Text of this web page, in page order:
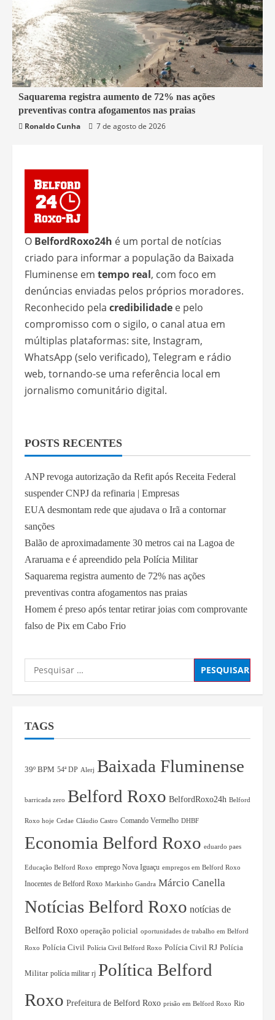
2 min read
Saquarema
Saquarema registra aumento de 72% nas ações
preventivas contra afogamentos nas praias
Ronaldo Cunha
7 de agosto de 2026
O BelfordRoxo24h é um portal de notícias
criado para informar a população da Baixada
Fluminense em tempo real, com foco em
denúncias enviadas pelos próprios moradores.
Reconhecido pela credibilidade e pelo
compromisso com o sigilo, o canal atua em
múltiplas plataformas: site, Instagram,
WhatsApp (selo verificado), Telegram e rádio
web, tornando-se uma referência local em
jornalismo comunitário digital.
POSTS RECENTES
ANP revoga autorização da Refit após Receita Federal
suspender CNPJ da refinaria | Empresas
EUA desmontam rede que ajudava o Irã a contornar
sanções
Balão de aproximadamente 30 metros cai na Lagoa de
Araruama e é apreendido pela Polícia Militar
Saquarema registra aumento de 72% nas ações
preventivas contra afogamentos nas praias
Homem é preso após tentar retirar joias com comprovante
falso de Pix em Cabo Frio
TAGS
39º BPM 54ª DP Alerj Baixada Fluminense
barricada zero Belford Roxo BelfordRoxo24h Belford
Roxo hoje Cedae Cláudio Castro Comando Vermelho DHBF
Economia Belford Roxo eduardo paes
Educação Belford Roxo emprego Nova Iguaçu empregos em Belford Roxo
Inocentes de Belford Roxo Markinho Gandra Márcio Canella
Notícias Belford Roxo notícias de
Belford Roxo operação policial oportunidades de trabalho em Belford
Roxo Polícia Civil Polícia Civil Belford Roxo Polícia Civil RJ Polícia
Militar polícia militar rj Política Belford
Roxo Prefeitura de Belford Roxo prisão em Belford Roxo Rio